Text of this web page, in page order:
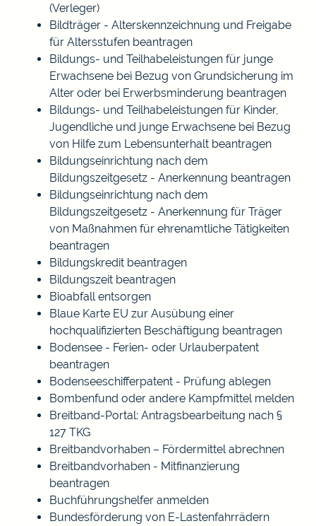
(Verleger)
Bildträger - Alterskennzeichnung und Freigabe
für Altersstufen beantragen
Bildungs- und Teilhabeleistungen für junge
Erwachsene bei Bezug von Grundsicherung im
Alter oder bei Erwerbsminderung beantragen
Bildungs- und Teilhabeleistungen für Kinder,
Jugendliche und junge Erwachsene bei Bezug
von Hilfe zum Lebensunterhalt beantragen
Bildungseinrichtung nach dem
Bildungszeitgesetz - Anerkennung beantragen
Bildungseinrichtung nach dem
Bildungszeitgesetz - Anerkennung für Träger
von Maßnahmen für ehrenamtliche Tätigkeiten
beantragen
Bildungskredit beantragen
Bildungszeit beantragen
Bioabfall entsorgen
Blaue Karte EU zur Ausübung einer
hochqualifizierten Beschäftigung beantragen
Bodensee - Ferien- oder Urlauberpatent
beantragen
Bodenseeschifferpatent - Prüfung ablegen
Bombenfund oder andere Kampfmittel melden
Breitband-Portal: Antragsbearbeitung nach §
127 TKG
Breitbandvorhaben – Fördermittel abrechnen
Breitbandvorhaben - Mitfinanzierung
beantragen
Buchführungshelfer anmelden
Bundesförderung von E-Lastenfahrrädern